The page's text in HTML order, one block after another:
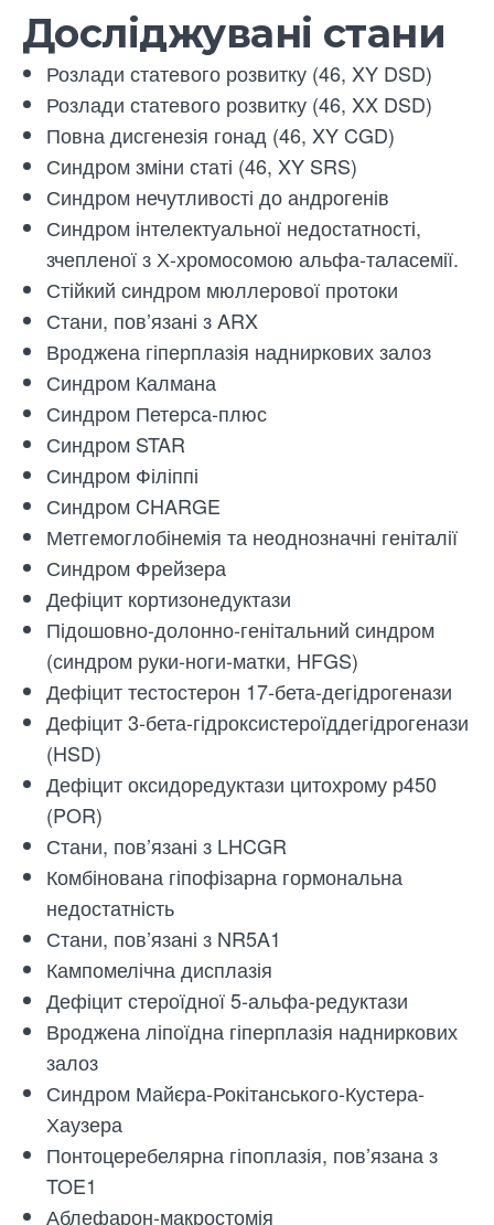
Досліджувані стани
Розлади статевого розвитку (46, XY DSD)
Розлади статевого розвитку (46, XX DSD)
Повна дисгенезія гонад (46, XY CGD)
Синдром зміни статі (46, XY SRS)
Синдром нечутливості до андрогенів
Синдром інтелектуальної недостатності,
зчепленої з Х-хромосомою альфа-таласемії.
Стійкий синдром мюллерової протоки
Стани, пов’язані з ARX
Вроджена гіперплазія надниркових залоз
Синдром Калмана
Синдром Петерса-плюс
Синдром STAR
Синдром Філіппі
Синдром CHARGE
Метгемоглобінемія та неоднозначні геніталії
Синдром Фрейзера
Дефіцит кортизонедуктази
Підошовно-долонно-генітальний синдром
(синдром руки-ноги-матки, HFGS)
Дефіцит тестостерон 17-бета-дегідрогенази
Дефіцит 3-бета-гідроксистероїддегідрогенази
(HSD)
Дефіцит оксидоредуктази цитохрому р450
(POR)
Стани, пов’язані з LHCGR
Комбінована гіпофізарна гормональна
недостатність
Стани, пов’язані з NR5A1
Кампомелічна дисплазія
Дефіцит стероїдної 5-альфа-редуктази
Вроджена ліпоїдна гіперплазія надниркових
залоз
Синдром Майєра-Рокітанського-Кустера-
Хаузера
Понтоцеребелярна гіпоплазія, пов’язана з
TOE1
Аблефарон-макростомія